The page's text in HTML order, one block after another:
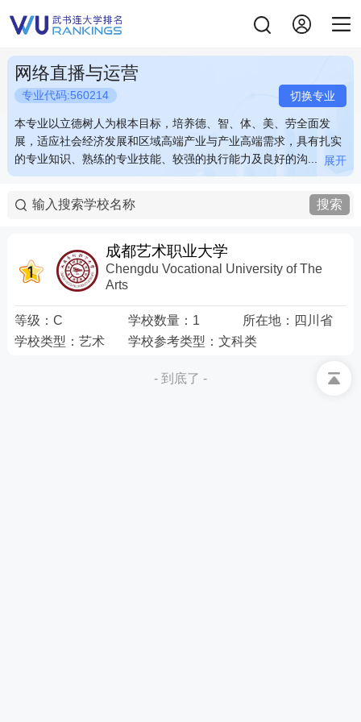
网络直播与运营
专业代码:560214 切换专业
本专业以立德树人为根本目标，培养德、智、体、美、劳全面发
展，适应社会经济发展和区域高端产业与产业高端需求，具有扎实
的专业知识、熟练的专业技能、较强的执行能力及良好的沟...
本专业以立德树人为根本目标，培养德、智、体、美、劳全面发
展，适应社会经济发展和区域高端产业与产业高端需求，具有扎实
的专业知识、熟练的专业技能、较强的执行能力及良好的沟通与团
展的高素质技术技能人才。培养具有马克思主义新闻观，熟知网络
媒体传播理论，熟练掌握新媒体传播技术和网络应用方法，灵活运
用互联网思维运营平台的交叉型人才；能够运用新媒体传播技术和
作、产品质量控制、信息发布等网络直播商务的高级人才；能在各
类媒体、党政机关信息部门及企事业单位从事新媒体数据分析与运
展开
本专业以立德树人为根本目标，培养德、智、体、美、劳全面发
展，适应社会经济发展和区域高端产业与产业高端需求，具有扎实
的专业知识、熟练的专业技能、较强的执行能力及良好的沟...
本专业以立德树人为根本目标，培养德、智、体、美、劳全面发
展，适应社会经济发展和区域高端产业与产业高端需求，具有扎实
的专业知识、熟练的专业技能、较强的执行能力及良好的沟通与团
展的高素质技术技能人才。培养具有马克思主义新闻观，熟知网络
媒体传播理论，熟练掌握新媒体传播技术和网络应用方法，灵活运
用互联网思维运营平台的交叉型人才；能够运用新媒体传播技术和
作、产品质量控制、信息发布等网络直播商务的高级人才；能在各
类媒体、党政机关信息部门及企事业单位从事新媒体数据分析与运
展开
搜索
成都艺术职业大学
Chengdu Vocational University of The
Arts
等级： C 学校数量： 1 所在地： 四川省
学校类型： 艺术 学校参考类型：文科类
- 到底了 -